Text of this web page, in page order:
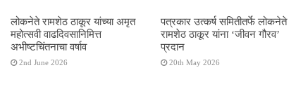
लोकनेते रामशेठ ठाकूर यांच्या अमृत
महोत्सवी वाढदिवसानिमित्त
अभीष्टचिंतनाचा वर्षाव
2nd June 2026
पत्रकार उत्कर्ष समितीतर्फे लोकनेते
रामशेठ ठाकूर यांना ‌‘जीवन गौरव‌’
प्रदान
20th May 2026